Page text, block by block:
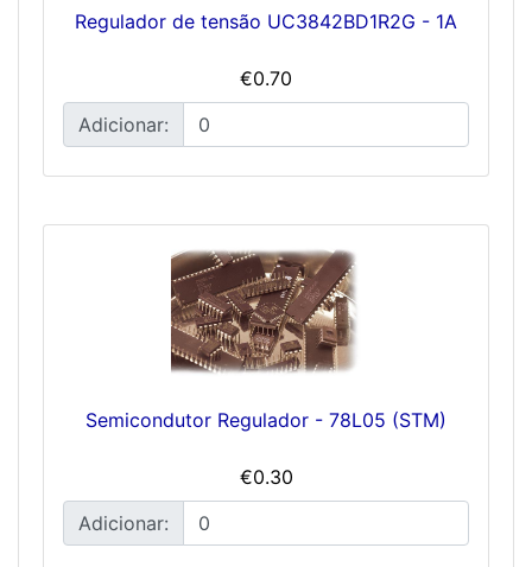
Regulador de tensão UC3842BD1R2G - 1A
€0.70
Adicionar:
Semicondutor Regulador - 78L05 (STM)
€0.30
Adicionar: